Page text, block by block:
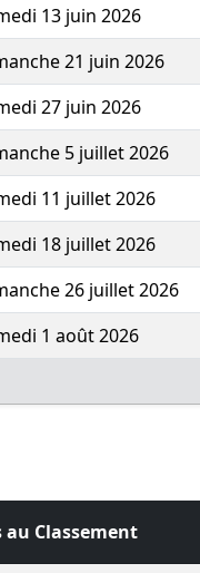
13 juin 2026
21 juin 2026
27 juin 2026
5 juillet 2026
11 juillet 2026
18 juillet 2026
26 juillet 2026
1 août 2026
au Classement